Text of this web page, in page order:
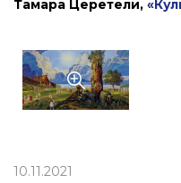
Тамара Церетели,
10.11.2021